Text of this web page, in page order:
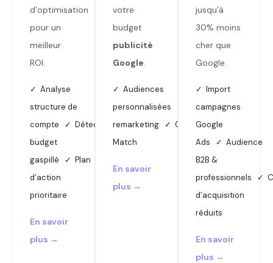
d’optimisation
pour un
meilleur
ROI.
✓ Analyse
structure de
compte ✓ Détection
budget
gaspillé ✓ Plan
d’action
prioritaire
En savoir
plus →
votre
budget
publicité
Google.
✓ Audiences
personnalisées ✓ Dynamic
remarketing ✓ Customer
Match
En savoir
plus →
jusqu’à
30% moins
cher que
Google.
✓ Import
campagnes
Google
Ads ✓ Audience
B2B &
professionnels ✓
d’acquisition
réduits
En savoir
plus →